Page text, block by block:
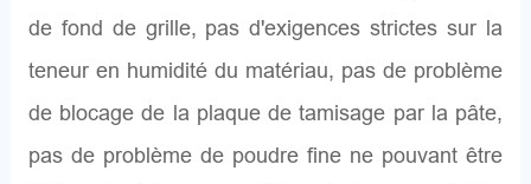
de fond de grille, pas d'exigences strictes sur la
teneur en humidité du matériau, pas de problème
de blocage de la plaque de tamisage par la pâte,
pas de problème de poudre fine ne pouvant être